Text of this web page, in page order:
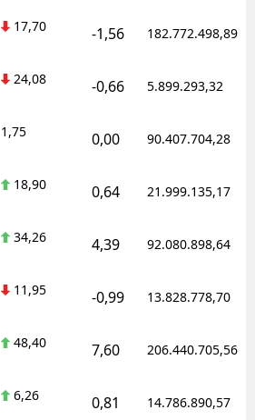
17,70 -1,56 182.772.498,89
24,08 -0,66 5.899.293,32
1,75 0,00 90.407.704,28
18,90 0,64 21.999.135,17
34,26 4,39 92.080.898,64
11,95 -0,99 13.828.778,70
48,40 7,60 206.440.705,56
6,26 0,81 14.786.890,57